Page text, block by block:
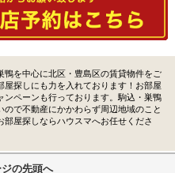
を中心に北区・豊島区の賃貸物件をご
探しにも力を入れております！お部屋
ペーンも行っております。駒込・巣鴨
で不動産にかかわらず周辺地域のこと
屋探しならハウスマへお任せくださ
の先頭へ